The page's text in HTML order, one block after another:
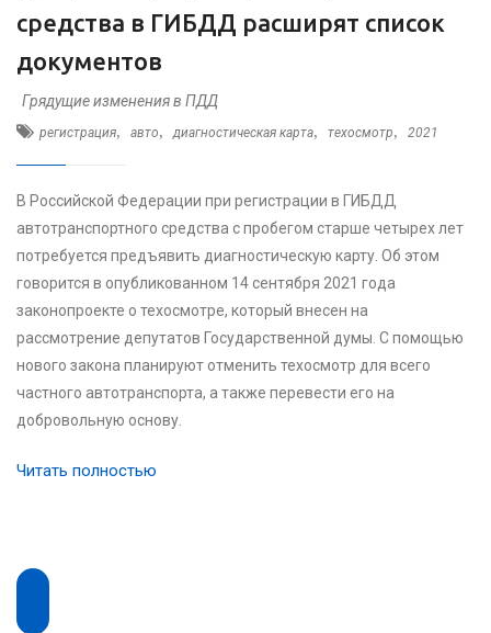
средства в ГИБДД расширят список
документов
Грядущие изменения в ПДД
регистрация, авто, диагностическая карта, техосмотр, 2021
В Российской Федерации при регистрации в ГИБДД
автотранспортного средства с пробегом старше четырех лет
потребуется предъявить диагностическую карту. Об этом
говорится в опубликованном 14 сентября 2021 года
законопроекте о техосмотре, который внесен на
рассмотрение депутатов Государственной думы. С помощью
нового закона планируют отменить техосмотр для всего
частного автотранспорта, а также перевести его на
добровольную основу.
Читать полностью